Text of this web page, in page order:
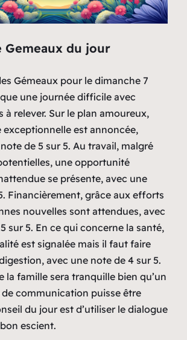
Gemeaux du jour
Gémeaux pour le dimanche 7
une journée difficile avec
à relever. Sur le plan amoureux,
exceptionnelle est annoncée,
de 5 sur 5. Au travail, malgré
une opportunité
se présente, avec une
Financièrement, grâce aux efforts
nouvelles sont attendues, avec
sur 5. En ce qui concerne la santé,
est signalée mais il faut faire
avec une note de 4 sur 5.
la famille sera tranquille bien qu’un
communication puisse être
du jour est d’utiliser le dialogue
escient.